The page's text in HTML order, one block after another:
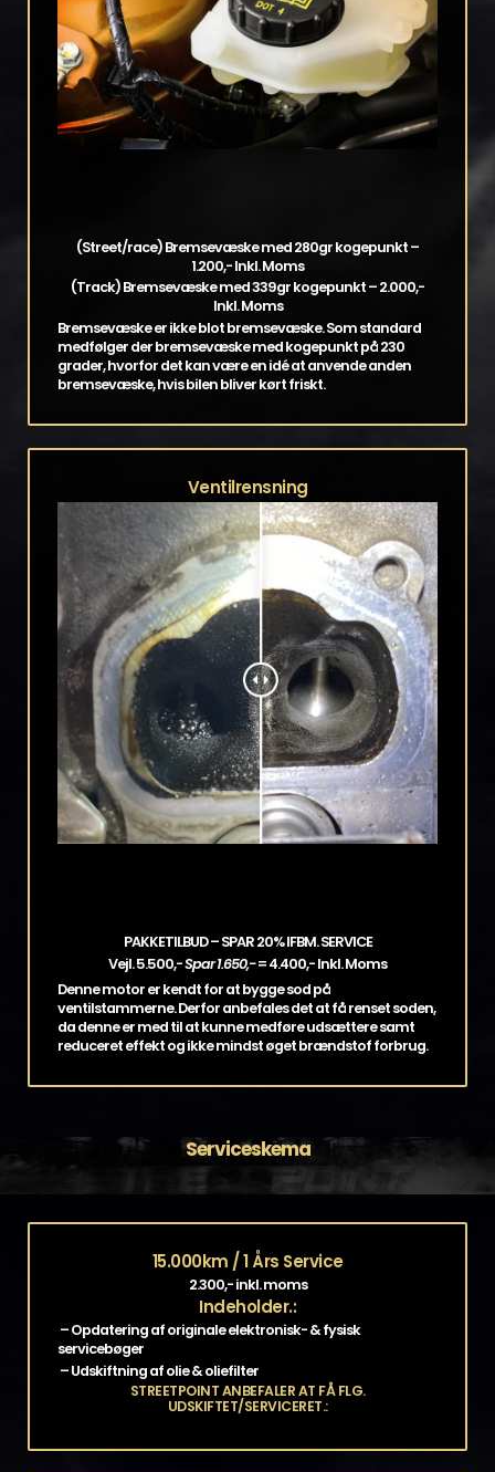
(Street/race) Bremsevæske med 280gr kogepunkt –
1.200,- Inkl. Moms
(Track) Bremsevæske med 339gr kogepunkt – 2.000,-
Inkl. Moms
Bremsevæske er ikke blot bremsevæske. Som standard
medfølger der bremsevæske med kogepunkt på 230
grader, hvorfor det kan være en idé at anvende anden
bremsevæske, hvis bilen bliver kørt friskt.
Ventilrensning
PAKKETILBUD – SPAR 20% IFBM. SERVICE
Vejl. 5.500,-Spar 1.650,-= 4.400,- Inkl. Moms
Denne motor er kendt for at bygge sod på
ventilstammerne. Derfor anbefales det at få renset soden,
da denne er med til at kunne medføre udsættere samt
reduceret effekt og ikke mindst øget brændstof forbrug.
Serviceskema
15.000km / 1 Års Service
2.300,- inkl. moms
Indeholder.:
– Opdatering af originale elektronisk- & fysisk
servicebøger
– Udskiftning af olie & oliefilter
STREETPOINT ANBEFALER AT FÅ FLG.
UDSKIFTET/SERVICERET.: